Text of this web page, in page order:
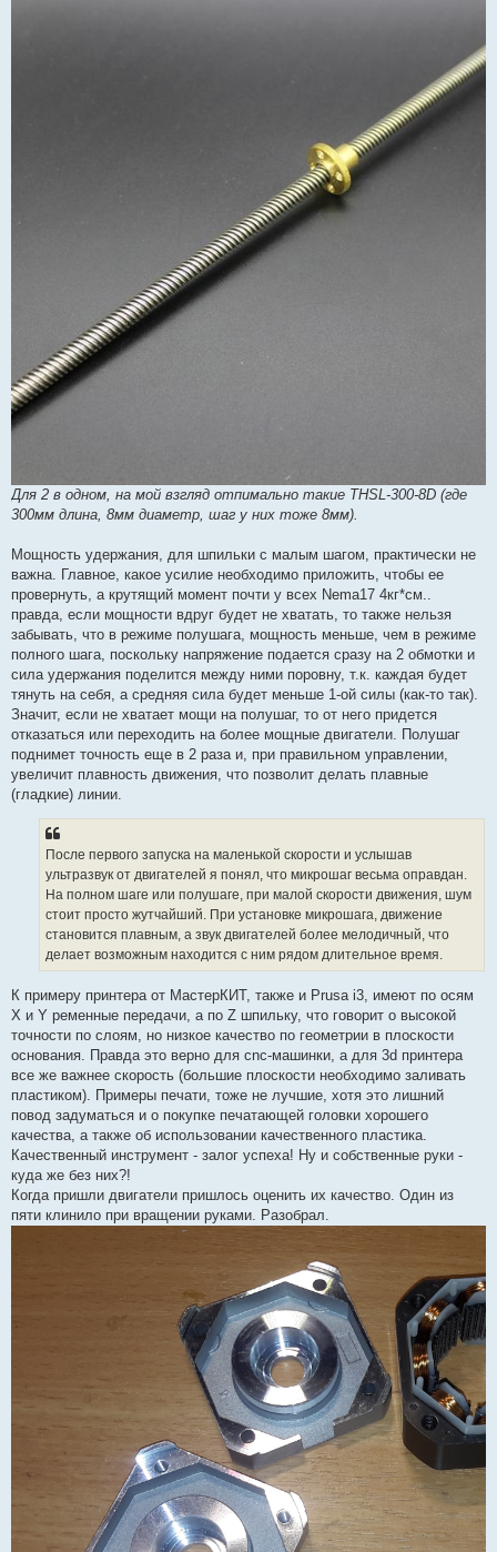
Для 2 в одном, на мой взгляд отпимально такие THSL-300-8D (где
300мм длина, 8мм диаметр, шаг у них тоже 8мм).
Мощность удержания, для шпильки с малым шагом, практически не
важна. Главное, какое усилие необходимо приложить, чтобы ее
провернуть, а крутящий момент почти у всех Nema17 4кг*см..
правда, если мощности вдруг будет не хватать, то также нельзя
забывать, что в режиме полушага, мощность меньше, чем в режиме
полного шага, поскольку напряжение подается сразу на 2 обмотки и
сила удержания поделится между ними поровну, т.к. каждая будет
тянуть на себя, а средняя сила будет меньше 1-ой силы (как-то так).
Значит, если не хватает мощи на полушаг, то от него придется
отказаться или переходить на более мощные двигатели. Полушаг
поднимет точность еще в 2 раза и, при правильном управлении,
увеличит плавность движения, что позволит делать плавные
(гладкие) линии.
После первого запуска на маленькой скорости и услышав
ультразвук от двигателей я понял, что микрошаг весьма оправдан.
На полном шаге или полушаге, при малой скорости движения, шум
стоит просто жутчайший. При установке микрошага, движение
становится плавным, а звук двигателей более мелодичный, что
делает возможным находится с ним рядом длительное время.
К примеру принтера от МастерКИТ, также и Prusa i3, имеют по осям
X и Y ременные передачи, а по Z шпильку, что говорит о высокой
точности по слоям, но низкое качество по геометрии в плоскости
основания. Правда это верно для cnc-машинки, а для 3d принтера
все же важнее скорость (большие плоскости необходимо заливать
пластиком). Примеры печати, тоже не лучшие, хотя это лишний
повод задуматься и о покупке печатающей головки хорошего
качества, а также об использовании качественного пластика.
Качественный инструмент - залог успеха! Ну и собственные руки -
куда же без них?!
Когда пришли двигатели пришлось оценить их качество. Один из
пяти клинило при вращении руками. Разобрал.